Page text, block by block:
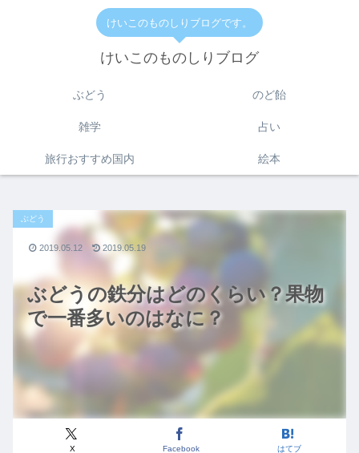
けいこのものしりブログです。
けいこのものしりブログ
ぶどう のど飴
雑学 占い
旅行おすすめ国内 絵本
ぶどうの鉄分はどのくらい？果物
で一番多いのはなに？
ぶどう
X Facebook はてブ
2019.05.12 2019.05.19